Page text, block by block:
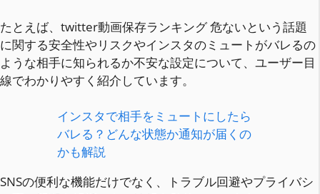
たとえば、twitter動画保存ランキング 危ないという話題
に関する安全性やリスクやインスタのミュートがバレるの
ような相手に知られるか不安な設定について、ユーザー目
線でわかりやすく紹介しています。
インスタで相手をミュートにしたら
バレる？どんな状態か通知が届くの
かも解説
SNSの便利な機能だけでなく、トラブル回避やプライバシ